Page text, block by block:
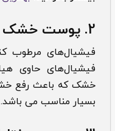
2. پوست خشک
فیشیال‌‌های مرطوب
فیشیال‌های حاوی
خشک که باعث رفع
بسیار مناسب می باشد.